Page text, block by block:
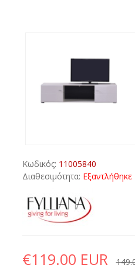
Κωδικός: 11005840
Διαθεσιμότητα: Εξαντλήθηκε
€119.00 EUR